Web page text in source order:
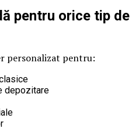
pentru orice tip de
personalizat pentru:
depozitare